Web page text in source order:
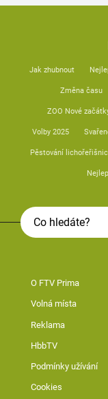
Jak zhubnout
Změna času
ZOO Nové
Volby 2025
Pěstování
O FTV Prima
Volná místa
Reklama
HbbTV
Podmínky užívání
Cookies